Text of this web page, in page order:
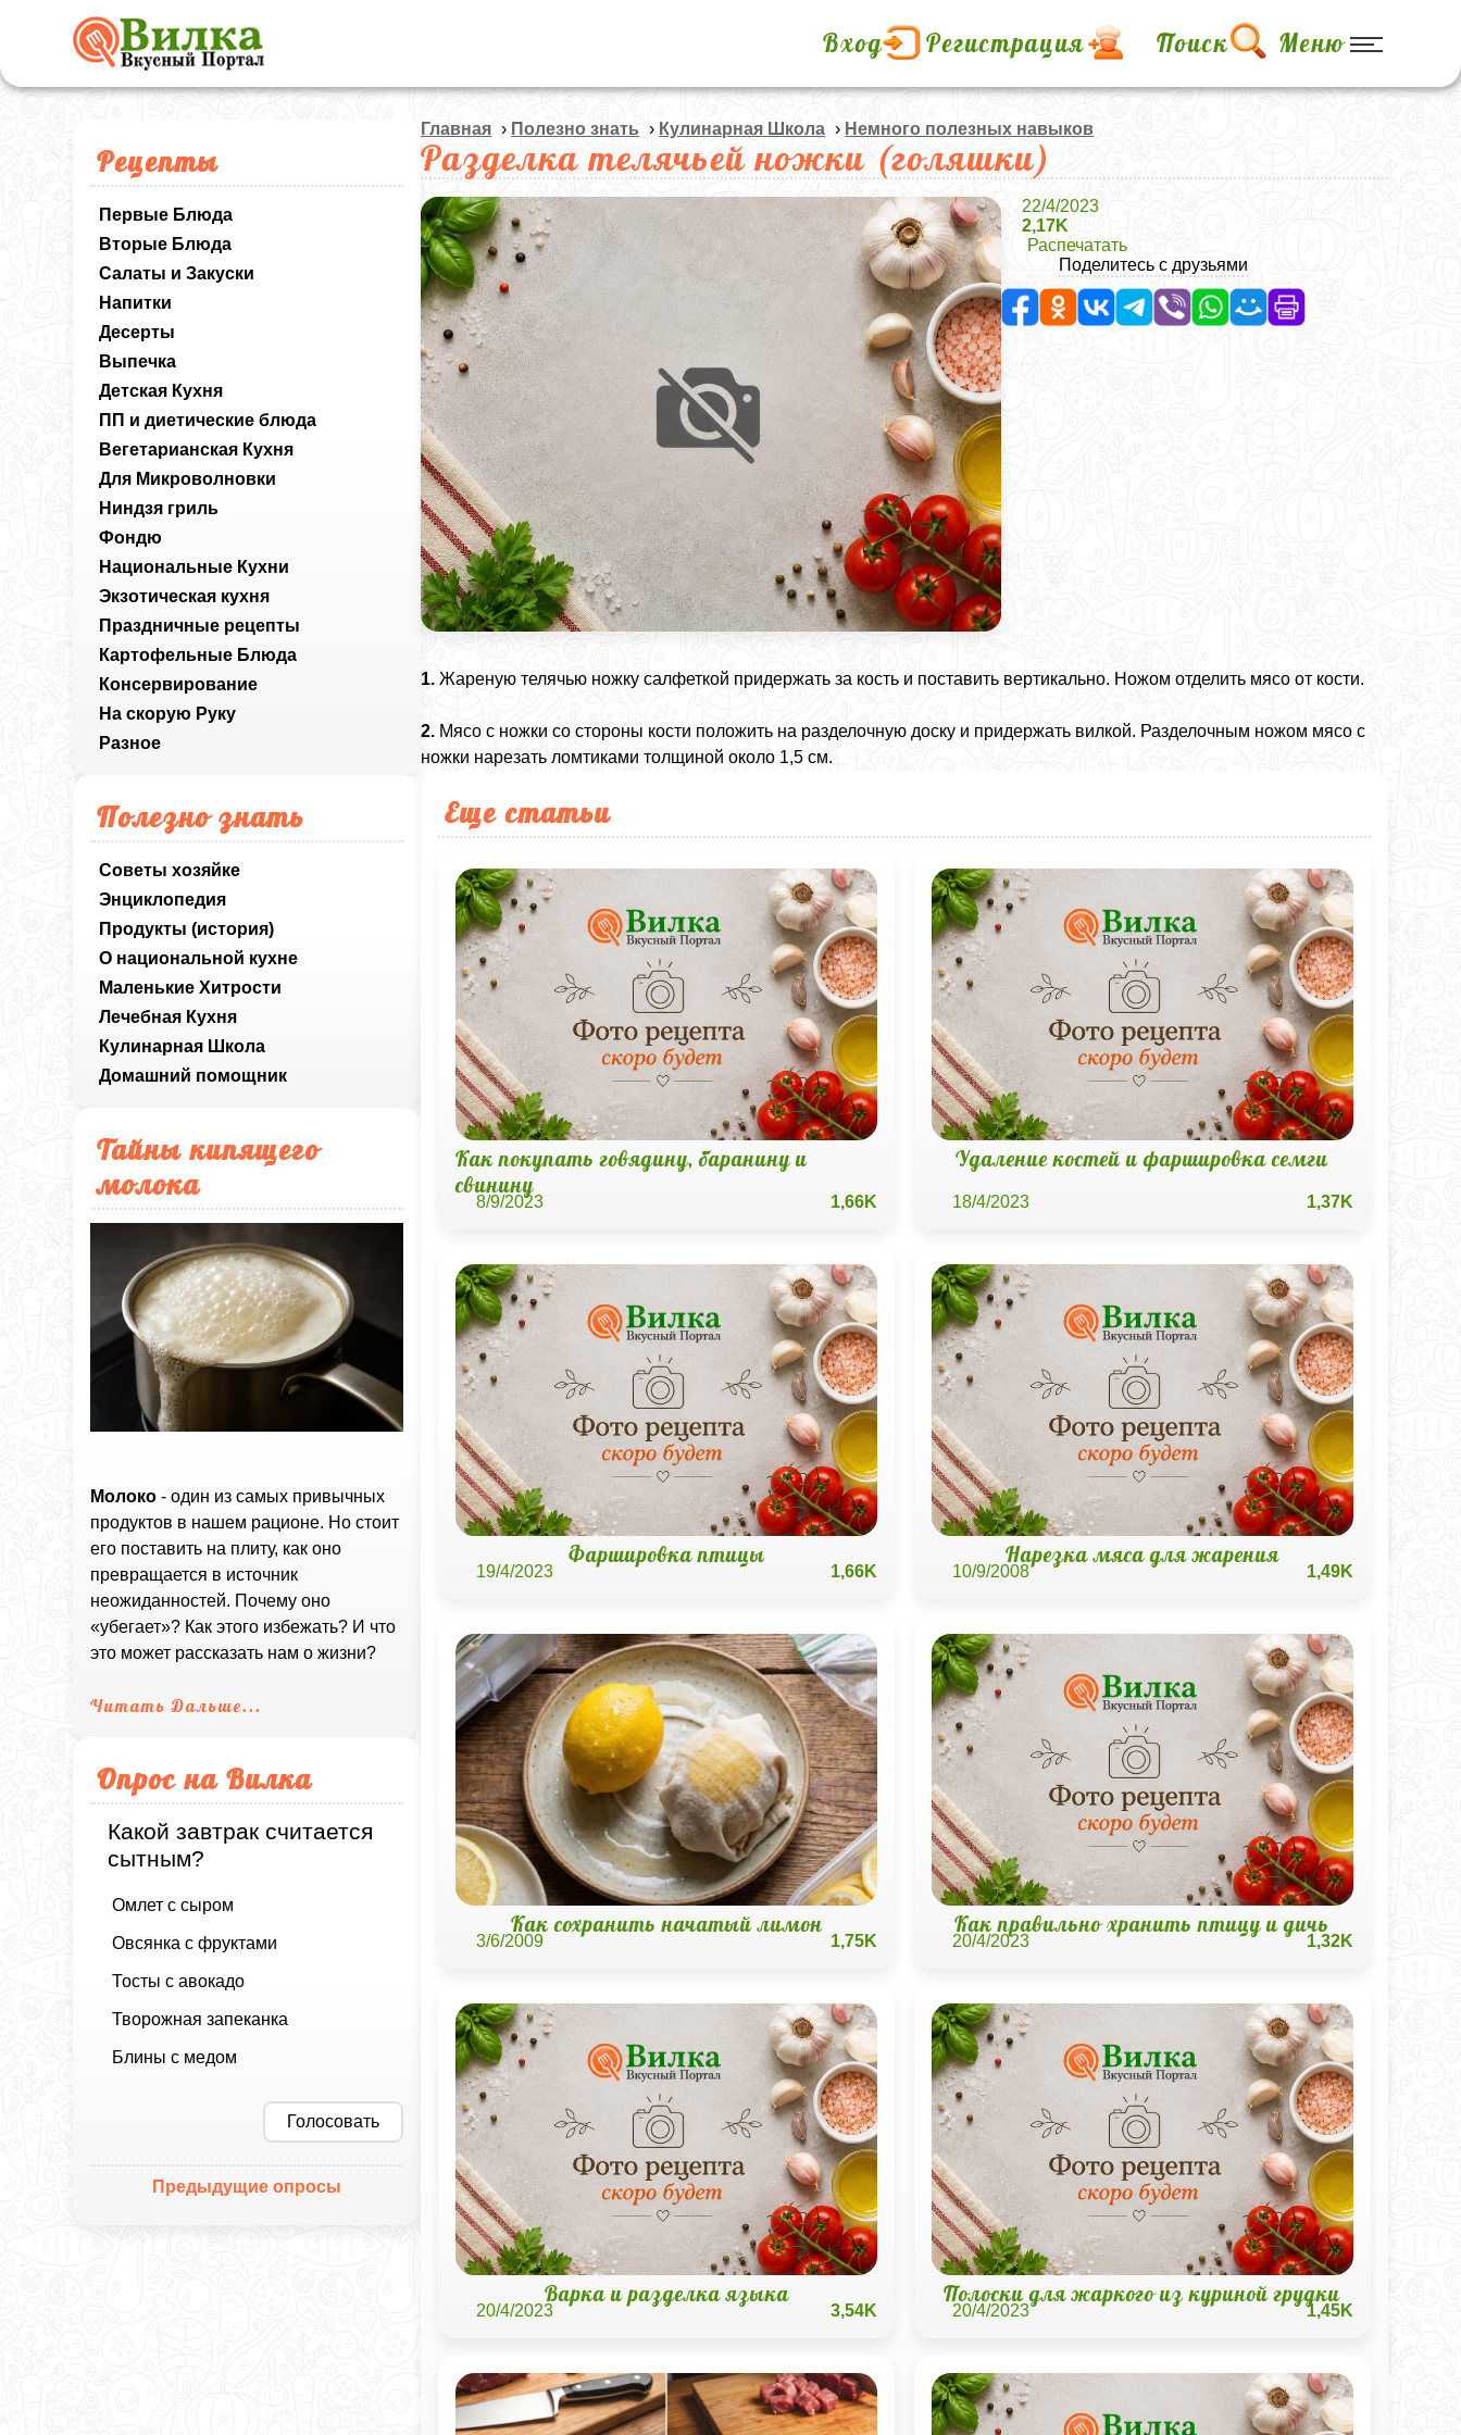
Вход Регистрация Поиск Меню
Рецепты
Первые Блюда
Вторые Блюда
Салаты и Закуски
Напитки
Десерты
Выпечка
Детская Кухня
ПП и диетические блюда
Вегетарианская Кухня
Для Микроволновки
Ниндзя гриль
Фондю
Национальные Кухни
Экзотическая кухня
Праздничные рецепты
Картофельные Блюда
Консервирование
На скорую Руку
Разное
Полезно знать
Советы хозяйке
Энциклопедия
Продукты (история)
О национальной кухне
Маленькие Хитрости
Лечебная Кухня
Кулинарная Школа
Домашний помощник
Тайны кипящего
молока
Молоко - один из самых привычных
продуктов в нашем рационе. Но стоит
его поставить на плиту, как оно
превращается в источник
неожиданностей. Почему оно
«убегает»? Как этого избежать? И что
это может рассказать нам о жизни?
Читать Дальше...
Опрос на Вилка
Какой завтрак считается
сытным?
Омлет с сыром
Овсянка с фруктами
Тосты с авокадо
Творожная запеканка
Блины с медом
Голосовать
Предыдущие опросы
Главная › Полезно знать › Кулинарная Школа › Немного полезных навыков
Разделка телячьей ножки (голяшки)
22/4/2023
2,17K
Распечатать
Поделитесь с друзьями
1. Жареную телячью ножку салфеткой придержать за кость и поставить вертикально. Ножом отделить мясо от кости.
2. Мясо с ножки со стороны кости положить на разделочную доску и придержать вилкой. Разделочным ножом мясо с
ножки нарезать ломтиками толщиной около 1,5 см.
Еще статьи
Как покупать говядину, баранину и
свинину
8/9/2023 1,66K
Удаление костей и фаршировка семги
18/4/2023 1,37K
Фаршировка птицы
19/4/2023 1,66K
Нарезка мяса для жарения
10/9/2008 1,49K
Как сохранить начатый лимон
3/6/2009 1,75K
Как правильно хранить птицу и дичь
20/4/2023 1,32K
Варка и разделка языка
20/4/2023 3,54K
Полоски для жаркого из куриной грудки
20/4/2023 1,45K